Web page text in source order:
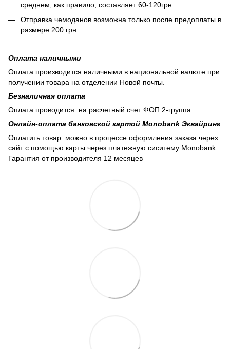
среднем, как правило, составляет 60-120грн.
Отправка чемоданов возможна только после предоплаты в
размере 200 грн.
Оплата наличными
Оплата производится наличными в национальной валюте при
получении товара на отделении Новой почты.
Безналичная оплата
Оплата проводится на расчетный счет ФОП 2-группа.
Онлайн-оплата банковской картой Monobank Эквайринг
Оплатить товар можно в процессе оформления заказа через
сайт с помощью карты через платежную сиситему Monobank.
Гарантия от производителя 12 месяцев